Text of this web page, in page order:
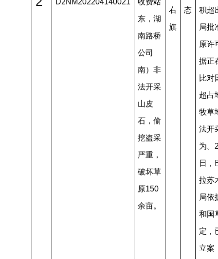
D2NM202204140021 收费站
东，湖
南路桥
公司
南）非
法开采
山皮
石，偷
挖盗采
严重，
破坏草
原150
余亩。
右
旗
态 积超
局批
原许
据正
比对
超占
牧草
法开
为。
日，
拉苏
局依
和国
定，
立案